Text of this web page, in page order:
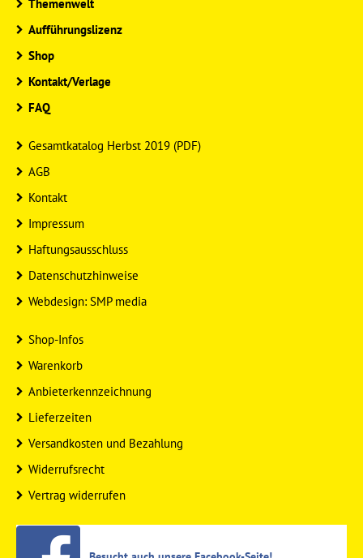
Themenwelt
Aufführungslizenz
Shop
Kontakt/Verlage
FAQ
Gesamtkatalog Herbst 2019 (PDF)
AGB
Kontakt
Impressum
Haftungsausschluss
Datenschutzhinweise
Webdesign: SMP media
Shop-Infos
Warenkorb
Anbieterkennzeichnung
Lieferzeiten
Versandkosten und Bezahlung
Widerrufsrecht
Vertrag widerrufen